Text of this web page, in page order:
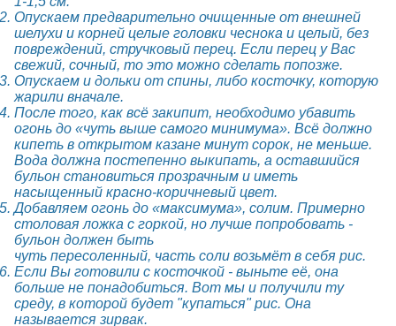
Опускаем предварительно очищенные от внешней
шелухи и корней целые головки чеснока и целый, без
повреждений, стручковый перец. Если перец у Вас
свежий, сочный, то это можно сделать попозже.
Опускаем и дольки от спины, либо косточку, которую
жарили вначале.
После того, как всё закипит, необходимо убавить
огонь до «чуть выше самого минимума». Всё должно
кипеть в открытом казане минут сорок, не меньше.
Вода должна постепенно выкипать, а оставшийся
бульон становиться прозрачным и иметь
насыщенный красно-коричневый цвет.
Добавляем огонь до «максимума», солим. Примерно
столовая ложка с горкой, но лучше попробовать -
бульон должен быть
чуть пересоленный, часть соли возьмёт в себя рис.
Если Вы готовили с косточкой - выньте её, она
больше не понадобиться. Вот мы и получили ту
среду, в которой будет "купаться" рис. Она
называется зирвак.